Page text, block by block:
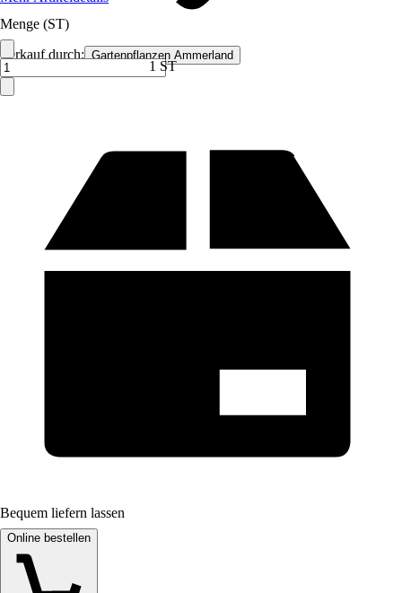
Verkauf durch: Gartenpflanzen Ammerland
Menge (ST)
1 ST
Bequem liefern lassen
Online bestellen